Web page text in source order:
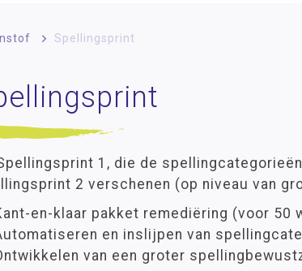
> Spellingsprint
1, die de
2 verschenen (op niveau van
en-klaar pakket remediëring (voor 50
en inslijpen van
van een groter